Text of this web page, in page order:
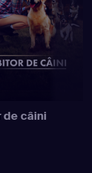
de câini